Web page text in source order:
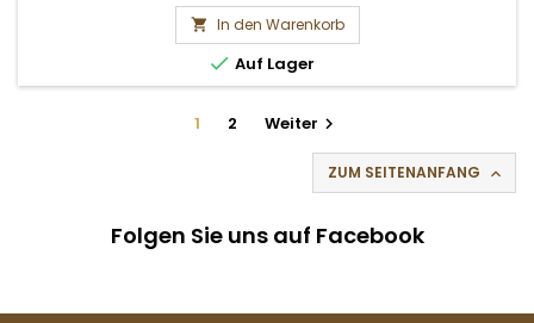
 In den Warenkorb
 Auf Lager
1 2 Weiter 
ZUM SEITENANFANG 
Folgen Sie uns auf Facebook